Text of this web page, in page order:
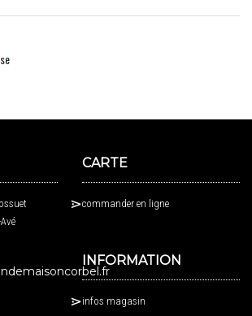
CARTE
commander en ligne
INFORMATION
infos magasin